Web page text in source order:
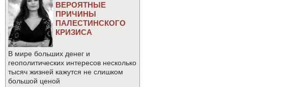
ВЕРОЯТНЫЕ
ПРИЧИНЫ
ПАЛЕСТИНСКОГО
КРИЗИСА
В мире больших денег и
геополитических интересов несколько
тысяч жизней кажутся не слишком
большой ценой